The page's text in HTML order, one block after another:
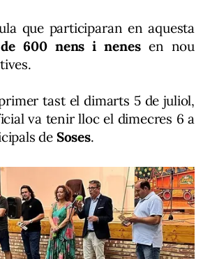
que participaran en aquesta
600 nens i nenesen nou
tast el dimarts 5 de juliol,
va tenir lloc el dimecres 6 a
de Soses.